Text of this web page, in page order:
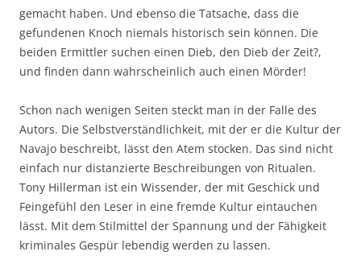
gemacht haben. Und ebenso die Tatsache, dass die
gefundenen Knoch niemals historisch sein können. Die
beiden Ermittler suchen einen Dieb, den Dieb der Zeit?,
und finden dann wahrscheinlich auch einen Mörder!
Schon nach wenigen Seiten steckt man in der Falle des
Autors. Die Selbstverständlichkeit, mit der er die Kultur der
Navajo beschreibt, lässt den Atem stocken. Das sind nicht
einfach nur distanzierte Beschreibungen von Ritualen.
Tony Hillerman ist ein Wissender, der mit Geschick und
Feingefühl den Leser in eine fremde Kultur eintauchen
lässt. Mit dem Stilmittel der Spannung und der Fähigkeit
kriminales Gespür lebendig werden zu lassen.